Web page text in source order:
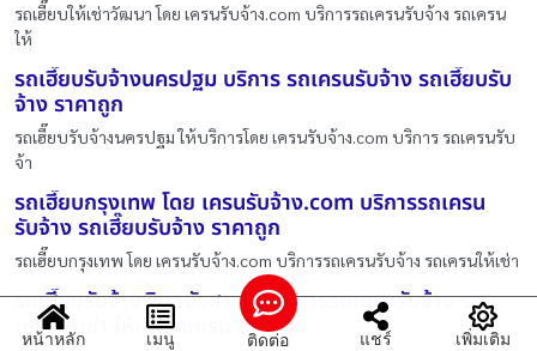
รถเฮี๊ยบให้เช่าวัฒนา โดย เครนรับจ้าง.com บริการรถเครนรับจ้าง รถเครน
ให้
รถเฮี๊ยบรับจ้างนครปฐม บริการ รถเครนรับจ้าง รถเฮี๊ยบรับ
จ้าง ราคาถูก
รถเฮี๊ยบรับจ้างนครปฐม ให้บริการโดย เครนรับจ้าง.com บริการ รถเครนรับ
จ้า
รถเฮี๊ยบกรุงเทพ โดย เครนรับจ้าง.com บริการรถเครน
รับจ้าง รถเฮี๊ยบรับจ้าง ราคาถูก
รถเฮี๊ยบกรุงเทพ โดย เครนรับจ้าง.com บริการรถเครนรับจ้าง รถเครนให้เช่า
รถเฮี๊ยบรับจ้างพิบูลมังสาหาร บริการรถเครนรับจ้าง รถ
เครนให้เช่า ให้เช่ารถเครน ราคาถูก
หน้าหลัก เมนู ติดต่อ แชร์ เพิ่มเติม